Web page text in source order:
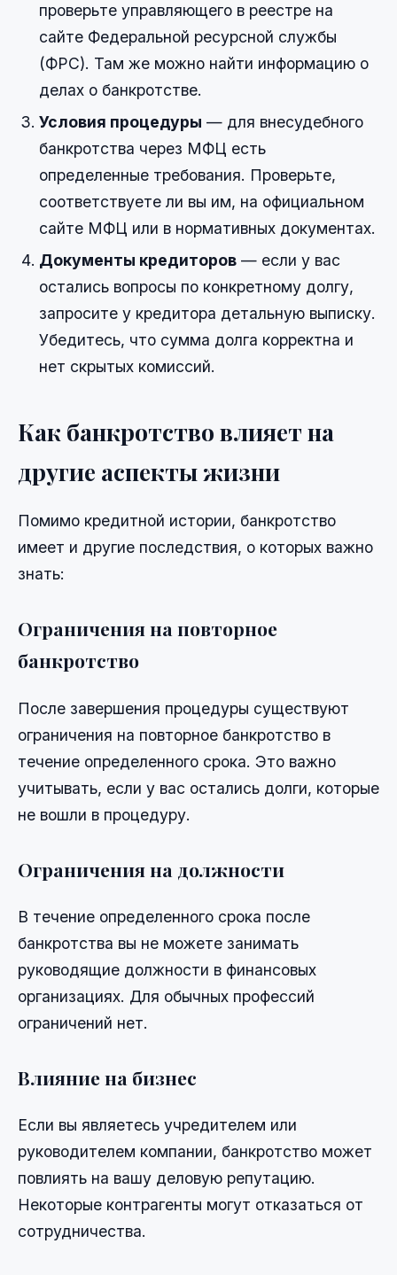
проверьте управляющего в реестре на
сайте Федеральной ресурсной службы
(ФРС). Там же можно найти информацию о
делах о банкротстве.
Условия процедуры — для внесудебного
банкротства через МФЦ есть
определенные требования. Проверьте,
соответствуете ли вы им, на официальном
сайте МФЦ или в нормативных документах.
Документы кредиторов — если у вас
остались вопросы по конкретному долгу,
запросите у кредитора детальную выписку.
Убедитесь, что сумма долга корректна и
нет скрытых комиссий.
Как банкротство влияет на
другие аспекты жизни
Помимо кредитной истории, банкротство
имеет и другие последствия, о которых важно
знать:
Ограничения на повторное
банкротство
После завершения процедуры существуют
ограничения на повторное банкротство в
течение определенного срока. Это важно
учитывать, если у вас остались долги, которые
не вошли в процедуру.
Ограничения на должности
В течение определенного срока после
банкротства вы не можете занимать
руководящие должности в финансовых
организациях. Для обычных профессий
ограничений нет.
Влияние на бизнес
Если вы являетесь учредителем или
руководителем компании, банкротство может
повлиять на вашу деловую репутацию.
Некоторые контрагенты могут отказаться от
сотрудничества.